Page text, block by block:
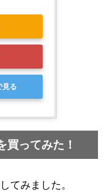
見る
買ってみた！
てみました。